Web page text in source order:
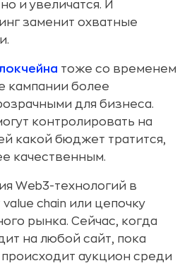
и увеличатся. И
заменит охватные
тоже со временем
кампании более
для бизнеса.
контролировать на
какой бюджет тратится,
качественным.
Web3-технологий в
chain или цепочку
рынка. Сейчас, когда
на любой сайт, пока
происходит аукцион среди